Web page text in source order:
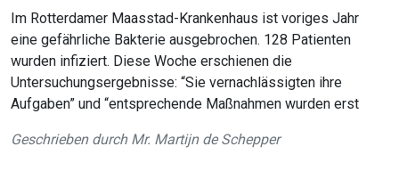
Im Rotterdamer Maasstad-Krankenhaus ist voriges Jahr
eine gefährliche Bakterie ausgebrochen. 128 Patienten
wurden infiziert. Diese Woche erschienen die
Untersuchungsergebnisse: “Sie vernachlässigten ihre
Aufgaben” und “entsprechende Maßnahmen wurden erst
Geschrieben durch Mr. Martijn de Schepper